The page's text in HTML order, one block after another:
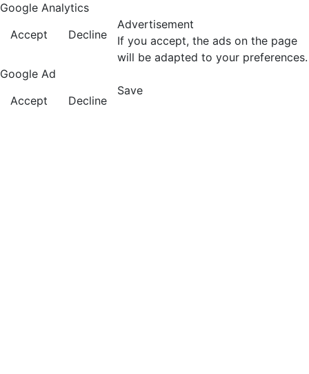
Google Analytics
Accept
Decline
Advertisement
If you accept, the ads on the page
will be adapted to your preferences.
Google Ad
Accept
Decline
Save